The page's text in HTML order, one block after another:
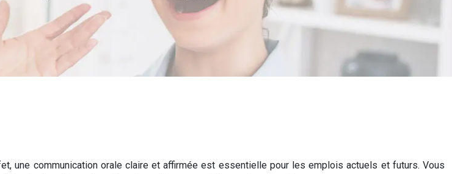
une communication orale claire et affirmée est essentielle pour les emplois actuels et futurs. Vous